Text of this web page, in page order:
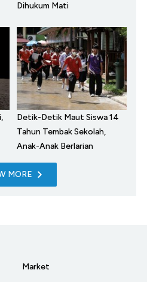
Dihukum Mati
Detik-Detik Maut Siswa 14
Tahun Tembak Sekolah,
Anak-Anak Berlarian
MORE
Market